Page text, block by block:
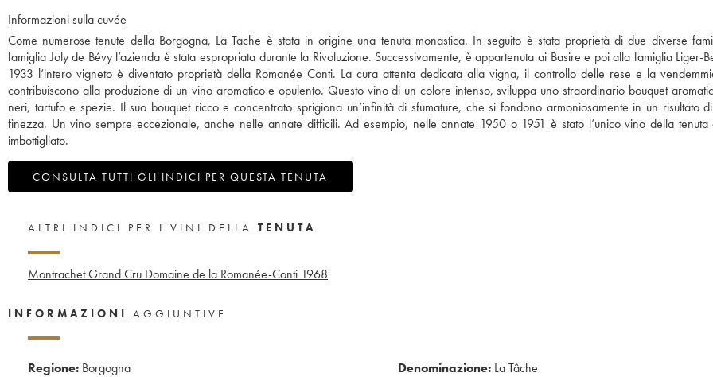
Informazioni sulla cuvée
Come numerose tenute della Borgogna, La Tache è stata in origine una tenuta monastica. In seguito è stata proprietà di due diverse
famiglia Joly de Bévy l’azienda è stata espropriata durante la Rivoluzione. Successivamente, è appartenuta ai Basire e poi alla famiglia Liger-
1933 l’intero vigneto è diventato proprietà della Romanée Conti. La cura attenta dedicata alla vigna, il controllo delle rese e la
contribuiscono alla produzione di un vino aromatico e opulento. Questo vino di un colore intenso, sviluppa uno straordinario bouquet
neri, tartufo e spezie. Il suo bouquet ricco e concentrato sprigiona un’infinità di sfumature, che si fondono armoniosamente in un risultato
finezza. Un vino sempre eccezionale, anche nelle annate difficili. Ad esempio, nelle annate 1950 o 1951 è stato l’unico vino della tenuta
imbottigliato.
CONSULTA TUTTI GLI INDICI PER QUESTA TENUTA
ALTRI INDICI PER I VINI DELLA TENUTA
Montrachet Grand Cru Domaine de la Romanée-Conti 1968
INFORMAZIONI AGGIUNTIVE
Regione: Borgogna
Denominazione: La Tâche